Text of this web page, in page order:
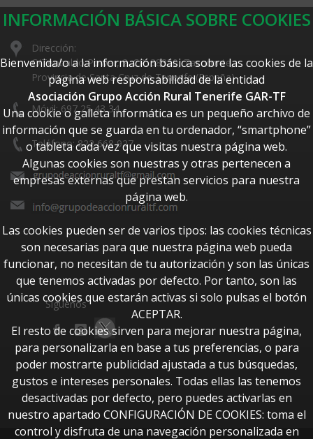
Dirección:
C/Teobaldo Power, 2. CP: 38350, Tacoronte,
Provincia de Santa Cruz de Tenerife (España)
Móvil: 697 25 43 34
Teléfono: 822 668 927
Síguenos
INFORMACIÓN BÁSICA SOBRE COOKIES
Bienvenida/o a la información básica sobre las cookies de la
página web responsabilidad de la entidad
Asociación Grupo Acción Rural Tenerife GAR-TF
Una cookie o galleta informática es un pequeño archivo de
información que se guarda en tu ordenador, “smartphone”
o tableta cada vez que visitas nuestra página web.
Algunas cookies son nuestras y otras pertenecen a
empresas externas que prestan servicios para nuestra
página web.
Las cookies pueden ser de varios tipos: las cookies técnicas
son necesarias para que nuestra página web pueda
funcionar, no necesitan de tu autorización y son las únicas
que tenemos activadas por defecto. Por tanto, son las
únicas cookies que estarán activas si solo pulsas el botón
ACEPTAR.
El resto de cookies sirven para mejorar nuestra página,
para personalizarla en base a tus preferencias, o para
poder mostrarte publicidad ajustada a tus búsquedas,
gustos e intereses personales. Todas ellas las tenemos
desactivadas por defecto, pero puedes activarlas en
nuestro apartado CONFIGURACIÓN DE COOKIES: toma el
control y disfruta de una navegación personalizada en